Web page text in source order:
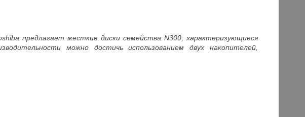
предлагает жесткие диски семейства N300, характеризующиеся
можно достичь использованием двух накопителей,